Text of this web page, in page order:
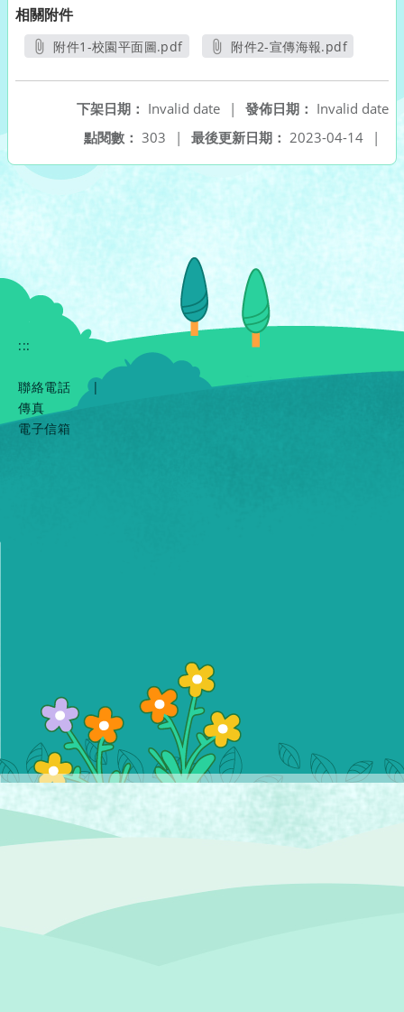
相關附件
附件1-校園平面圖.pdf
附件2-宣傳海報.pdf
發佈日期： Invalid date
下架日期： Invalid date
|
最後更新日期： 2023-04-14 |
點閱數： 303 |
:::
聯絡電話
|
傳真
電子信箱